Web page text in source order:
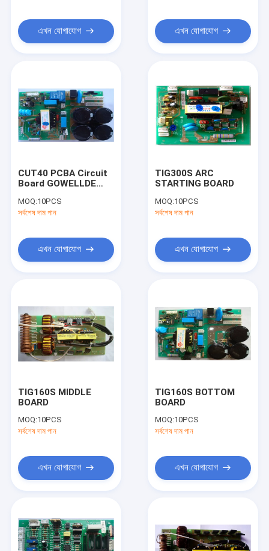
এখন যোগাযোগ এখন যোগাযোগ
CUT40 PCBA Circuit
Board GOWELLDE
Assembly CE
MOQ:10PCS
সর্বশেষ দাম পান
এখন যোগাযোগ
TIG300S ARC
STARTING BOARD
MOQ:10PCS
সর্বশেষ দাম পান
এখন যোগাযোগ
TIG160S MIDDLE
BOARD
MOQ:10PCS
সর্বশেষ দাম পান
এখন যোগাযোগ
TIG160S BOTTOM
BOARD
MOQ:10PCS
সর্বশেষ দাম পান
এখন যোগাযোগ